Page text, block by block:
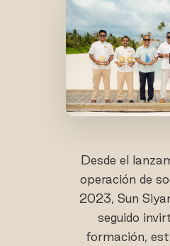
Desde el
operación de
2023, Sun
seguido
formación,